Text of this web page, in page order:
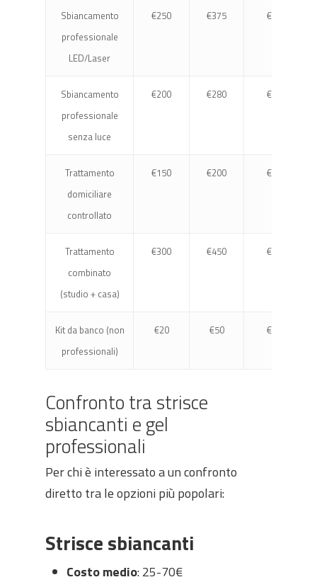
Sbiancamento
professionale
LED/Laser
€250 €375 €600
Sbiancamento
professionale
senza luce
€200 €280 €400
Trattamento
domiciliare
controllato
€150 €200 €400
Trattamento
combinato
(studio + casa)
€300 €450 €800
Kit da banco (non
professionali)
€20 €50 €100
Confronto tra strisce
sbiancanti e gel
professionali
Per chi è interessato a un confronto
diretto tra le opzioni più popolari:
Strisce sbiancanti
Costo medio: 25-70€